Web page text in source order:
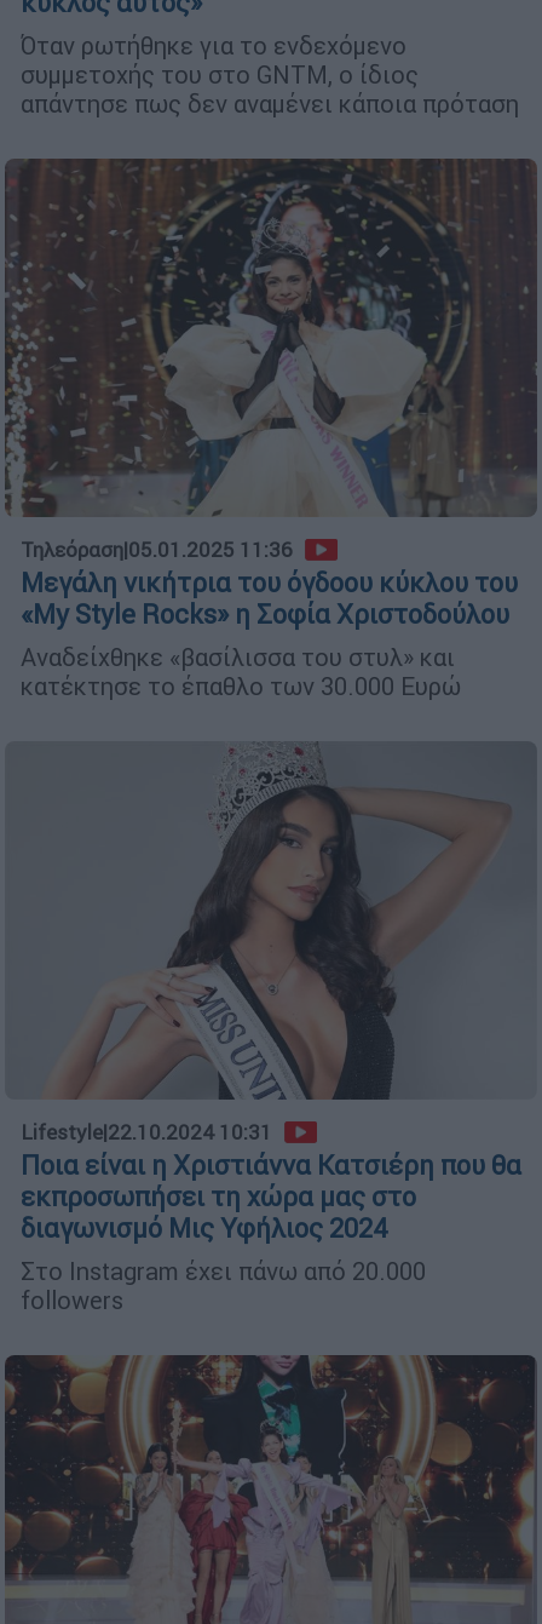
Όταν ρωτήθηκε για το ενδεχόμενο
συμμετοχής του στο GNTM, ο ίδιος
απάντησε πως δεν αναμένει κάποια πρόταση
Τηλεόραση|05.01.2025 11:36
Μεγάλη νικήτρια του όγδοου κύκλου του
«My Style Rocks» η Σοφία Χριστοδούλου
Αναδείχθηκε «βασίλισσα του στυλ» και
κατέκτησε το έπαθλο των 30.000 Ευρώ
Lifestyle|22.10.2024 10:31
Ποια είναι η Χριστιάννα Κατσιέρη που θα
εκπροσωπήσει τη χώρα μας στο
διαγωνισμό Μις Υφήλιος 2024
Στο Instagram έχει πάνω από 20.000
followers